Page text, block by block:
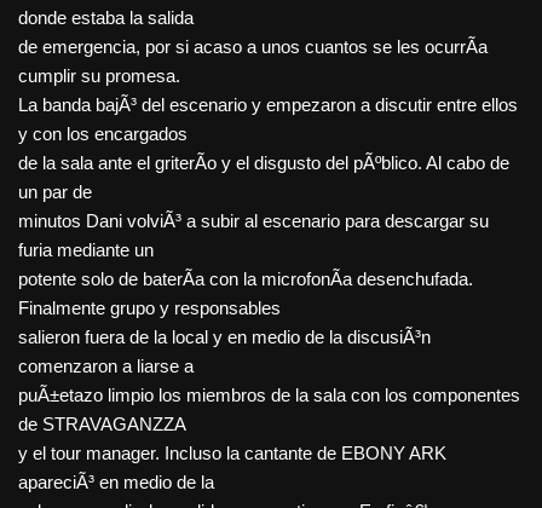
donde estaba la salida
de emergencia, por si acaso a unos cuantos se les ocurrÃ­a
cumplir su promesa.
La banda bajÃ³ del escenario y empezaron a discutir entre ellos
y con los encargados
de la sala ante el griterÃ­o y el disgusto del pÃºblico. Al cabo de
un par de
minutos Dani volviÃ³ a subir al escenario para descargar su
furia mediante un
potente solo de baterÃ­a con la microfonÃ­a desenchufada.
Finalmente grupo y responsables
salieron fuera de la local y en medio de la discusiÃ³n
comenzaron a liarse a
puÃ±etazo limpio los miembros de la sala con los componentes
de STRAVAGANZZA
y el tour manager. Incluso la cantante de EBONY ARK
apareciÃ³ en medio de la